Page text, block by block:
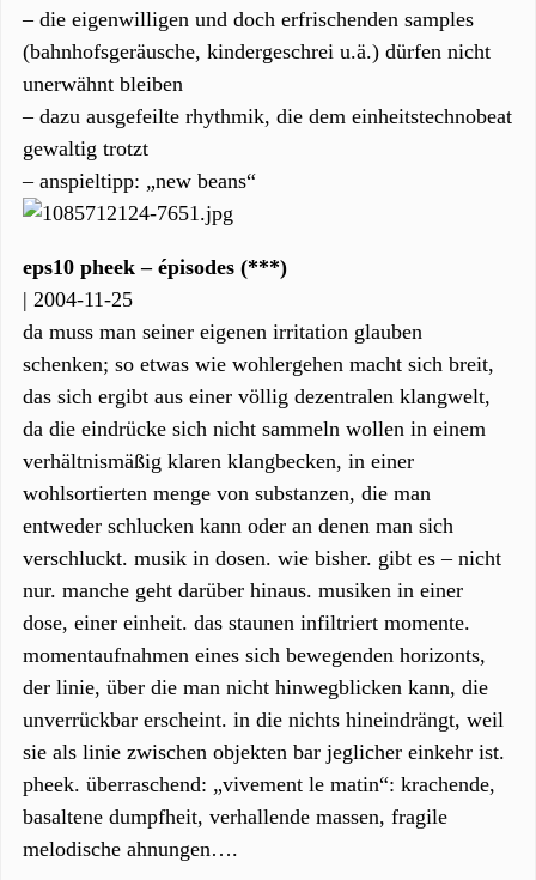
– die eigenwilligen und doch erfrischenden samples
(bahnhofsgeräusche, kindergeschrei u.ä.) dürfen nicht
unerwähnt bleiben
– dazu ausgefeilte rhythmik, die dem einheitstechnobeat
gewaltig trotzt
– anspieltipp: „new beans“
eps10 pheek – épisodes (***)
| 2004-11-25
da muss man seiner eigenen irritation glauben
schenken; so etwas wie wohlergehen macht sich breit,
das sich ergibt aus einer völlig dezentralen klangwelt,
da die eindrücke sich nicht sammeln wollen in einem
verhältnismäßig klaren klangbecken, in einer
wohlsortierten menge von substanzen, die man
entweder schlucken kann oder an denen man sich
verschluckt. musik in dosen. wie bisher. gibt es – nicht
nur. manche geht darüber hinaus. musiken in einer
dose, einer einheit. das staunen infiltriert momente.
momentaufnahmen eines sich bewegenden horizonts,
der linie, über die man nicht hinwegblicken kann, die
unverrückbar erscheint. in die nichts hineindrängt, weil
sie als linie zwischen objekten bar jeglicher einkehr ist.
pheek. überraschend: „vivement le matin“: krachende,
basaltene dumpfheit, verhallende massen, fragile
melodische ahnungen….